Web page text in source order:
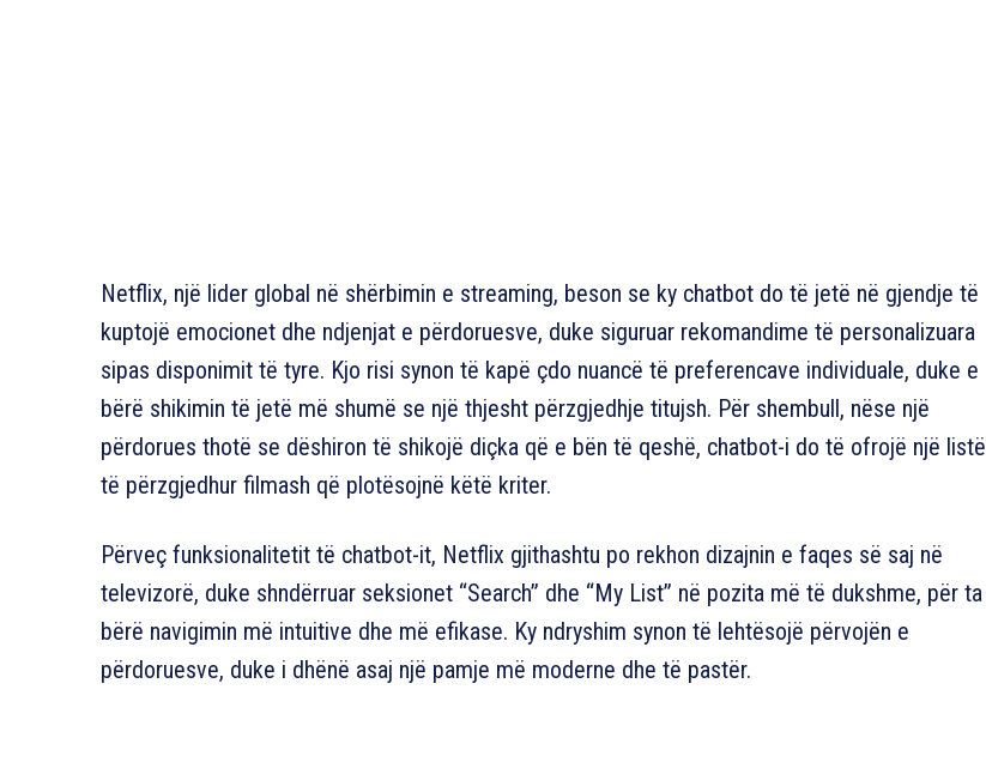
Netflix, një lider global në shërbimin e streaming, beson se ky chatbot do të jetë në gjendje të
kuptojë emocionet dhe ndjenjat e përdoruesve, duke siguruar rekomandime të personalizuara
sipas disponimit të tyre. Kjo risi synon të kapë çdo nuancë të preferencave individuale, duke e
bërë shikimin të jetë më shumë se një thjesht përzgjedhje titujsh. Për shembull, nëse një
përdorues thotë se dëshiron të shikojë diçka që e bën të qeshë, chatbot-i do të ofrojë një listë
të përzgjedhur filmash që plotësojnë këtë kriter.
Përveç funksionalitetit të chatbot-it, Netflix gjithashtu po rekhon dizajnin e faqes së saj në
televizorë, duke shndërruar seksionet “Search” dhe “My List” në pozita më të dukshme, për ta
bërë navigimin më intuitive dhe më efikase. Ky ndryshim synon të lehtësojë përvojën e
përdoruesve, duke i dhënë asaj një pamje më moderne dhe të pastër.